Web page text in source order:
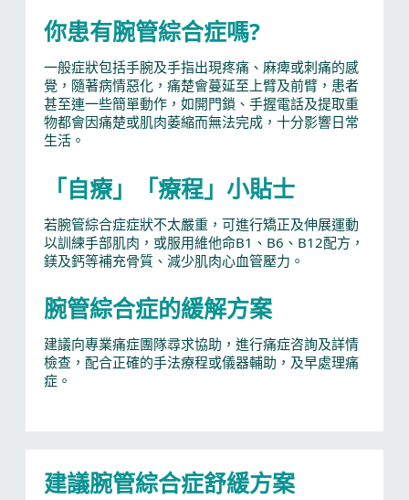
你患有腕管綜合症嗎?
一般症狀包括手腕及手指出現疼痛、麻痺或刺痛的感
覺，隨著病情惡化，痛楚會蔓延至上臂及前臂，患者
甚至連一些簡單動作，如開門鎖、手握電話及提取重
物都會因痛楚或肌肉萎縮而無法完成，十分影響日常
生活。
「自療」「療程」小貼士
若腕管綜合症症狀不太嚴重，可進行矯正及伸展運動
以訓練手部肌肉，或服用維他命B1、B6、B12配方，
鎂及鈣等補充骨質、減少肌肉心血管壓力。
腕管綜合症的緩解方案
建議向專業痛症團隊尋求協助，進行痛症咨詢及詳情
檢查，配合正確的手法療程或儀器輔助，及早處理痛
症。
建議腕管綜合症舒緩方案